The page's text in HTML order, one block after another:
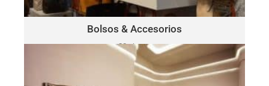
Bolsos & Accesorios
30 piezas
solo $52.00 por pieza
Haga Click Aquí